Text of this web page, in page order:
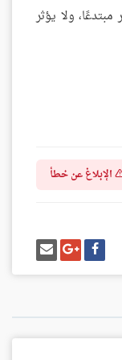
ولا يؤثر
الإبلاغ عن خطأ
شارك
على
فيسبوك
شارك
على
غوغل
بلس
إرسل
إيميل